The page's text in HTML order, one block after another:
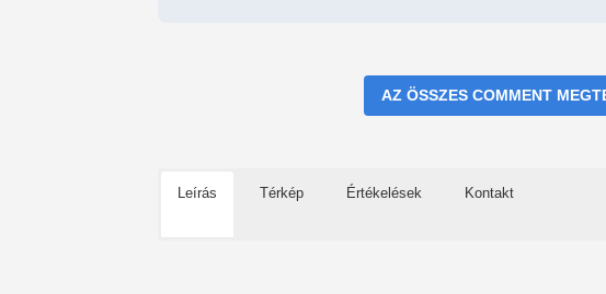
AZ ÖSSZES COMMENT
Leírás Térkép Értékelések Kontakt